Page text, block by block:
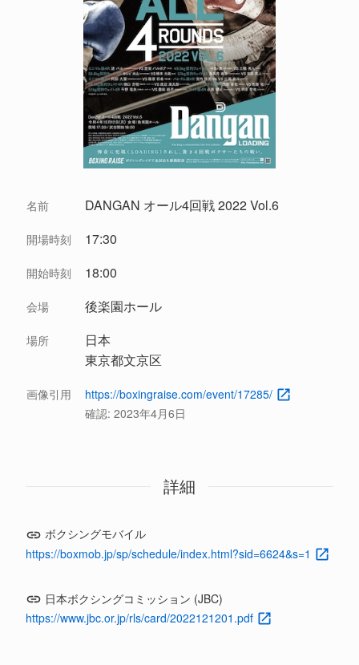
名前 DANGAN オール4回戦 2022 Vol.6
開場時刻 17:30
開始時刻 18:00
会場 後楽園ホール
場所
日本
東京都文京区
画像引用
https://boxingraise.com/event/17285/
確認: 2023年4月6日
詳細
ボクシングモバイル
https://boxmob.jp/sp/schedule/index.html?sid=6624&s=1
日本ボクシングコミッション (JBC)
https://www.jbc.or.jp/rls/card/2022121201.pdf